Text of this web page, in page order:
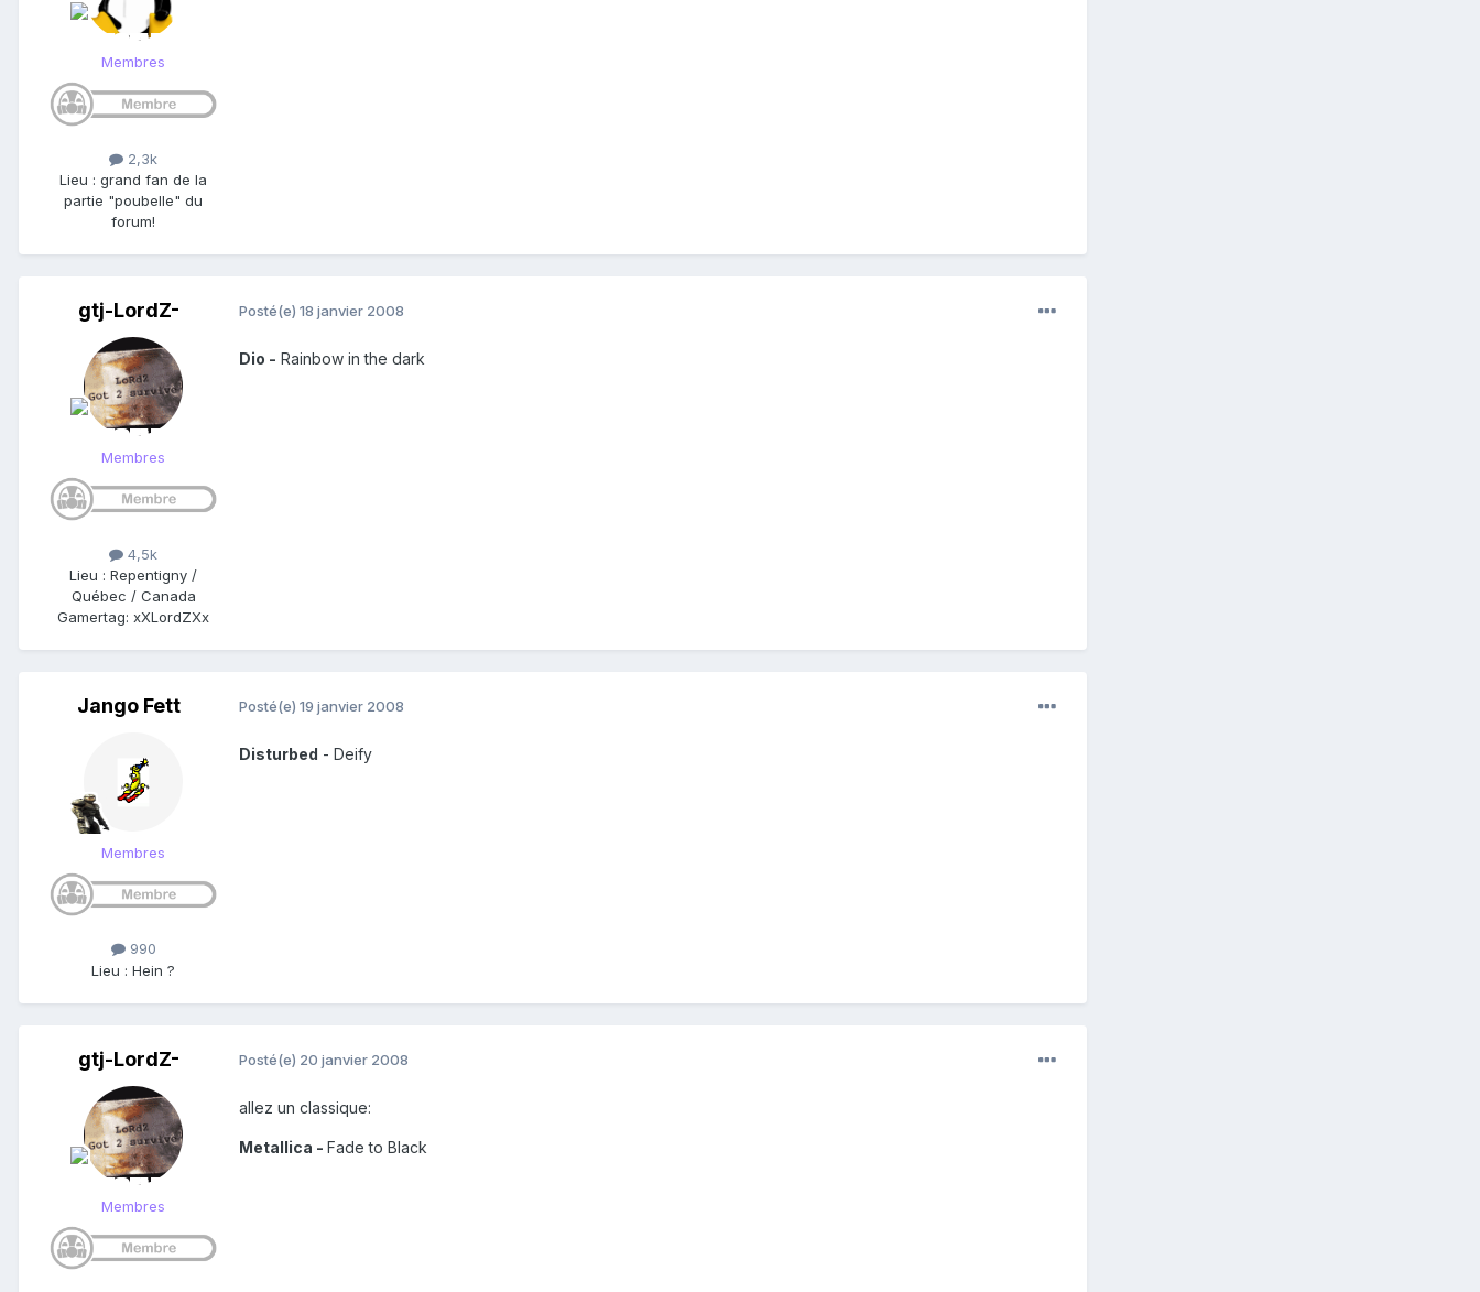
Membres
2,3k
Lieu : grand fan de la
partie "poubelle" du
forum!
gtj-LordZ-
Membres
4,5k
Lieu : Repentigny /
Québec / Canada
Gamertag: xXLordZXx
Posté(e) 18 janvier 2008
Dio - Rainbow in the dark
Jango Fett
Membres
990
Lieu : Hein ?
Posté(e) 19 janvier 2008
Disturbed - Deify
gtj-LordZ-
Membres
Posté(e) 20 janvier 2008
allez un classique:
Metallica - Fade to Black